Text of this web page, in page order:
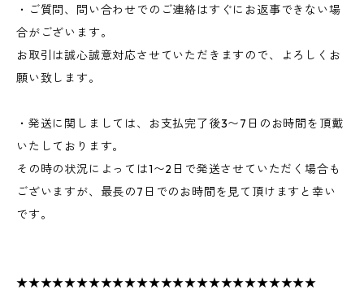
・ご質問、問い合わせでのご連絡はすぐにお返事できない場
合がございます。
お取引は誠心誠意対応させていただきますので、よろしくお
願い致します。
・発送に関しましては、お支払完了後3〜7日のお時間を頂戴
いたしております。
その時の状況によっては1〜2日で発送させていただく場合も
ございますが、最長の7日でのお時間を見て頂けますと幸い
です。
★★★★★★★★★★★★★★★★★★★★★★★★★